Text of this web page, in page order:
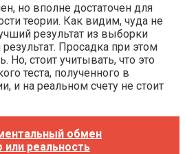
но вполне достаточен для
теории. Как видим, чуда не
результат из выборки
Просадка при этом
Но, стоит учитывать, что это
теста, полученного в
и на реальном счету не стоит
обмен
реальность